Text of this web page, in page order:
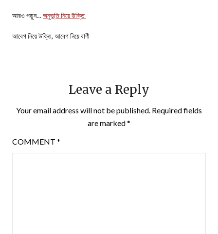
আরও পড়ুন…অনুভূতি নিয়ে উক্তি
আবেগ নিয়ে উক্তি, আবেগ নিয়ে বাণী
Leave a Reply
Your email address will not be published. Required fields
are marked*
COMMENT *